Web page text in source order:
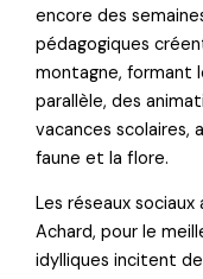
encore des
pédagogiques
montagne, formant
parallèle, des
vacances scolaires,
faune et la flore.
Les réseaux
Achard, pour le
idylliques incitent